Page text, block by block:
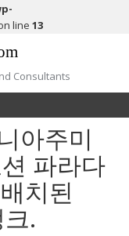
line 13
Consultants
아주미
파라다
치된
.